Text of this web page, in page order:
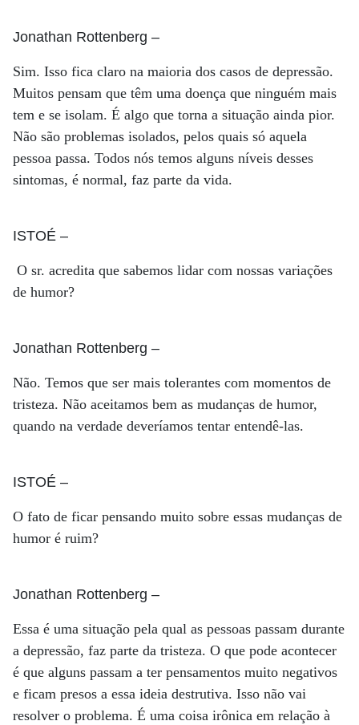
Jonathan Rottenberg –
Sim. Isso fica claro na maioria dos casos de depressão.
Muitos pensam que têm uma doença que ninguém mais
tem e se isolam. É algo que torna a situação ainda pior.
Não são problemas isolados, pelos quais só aquela
pessoa passa. Todos nós temos alguns níveis desses
sintomas, é normal, faz parte da vida.
ISTOÉ –
O sr. acredita que sabemos lidar com nossas variações
de humor?
Jonathan Rottenberg –
Não. Temos que ser mais tolerantes com momentos de
tristeza. Não aceitamos bem as mudanças de humor,
quando na verdade deveríamos tentar entendê-las.
ISTOÉ –
O fato de ficar pensando muito sobre essas mudanças de
humor é ruim?
Jonathan Rottenberg –
Essa é uma situação pela qual as pessoas passam durante
a depressão, faz parte da tristeza. O que pode acontecer
é que alguns passam a ter pensamentos muito negativos
e ficam presos a essa ideia destrutiva. Isso não vai
resolver o problema. É uma coisa irônica em relação à